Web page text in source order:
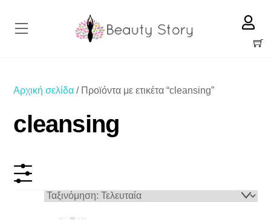
Menu
Cart
Αρχική σελίδα / Προϊόντα με ετικέτα “cleansing”
cleansing